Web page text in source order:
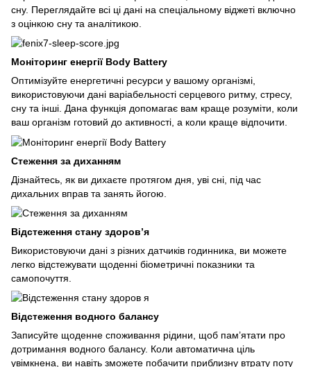
сну. Переглядайте всі ці дані на спеціальному віджеті включно
з оцінкою сну та аналітикою.
Моніторинг енергії Body Battery
Оптимізуйте енергетичні ресурси у вашому організмі,
використовуючи дані варіабельності серцевого ритму, стресу,
сну та інші. Дана функція допомагає вам краще розуміти, коли
ваш організм готовий до активності, а коли краще відпочити.
Стеження за диханням
Дізнайтесь, як ви дихаєте протягом дня, уві сні, під час
дихальних вправ та занять йогою.
Відстеження стану здоров’я
Використовуючи дані з різних датчиків годинника, ви можете
легко відстежувати щоденні біометричні показники та
самопочуття.
Відстеження водного балансу
Записуйте щоденне споживання рідини, щоб пам’ятати про
дотримання водного балансу. Коли автоматична ціль
увімкнена, ви навіть зможете побачити приблизну втрату поту